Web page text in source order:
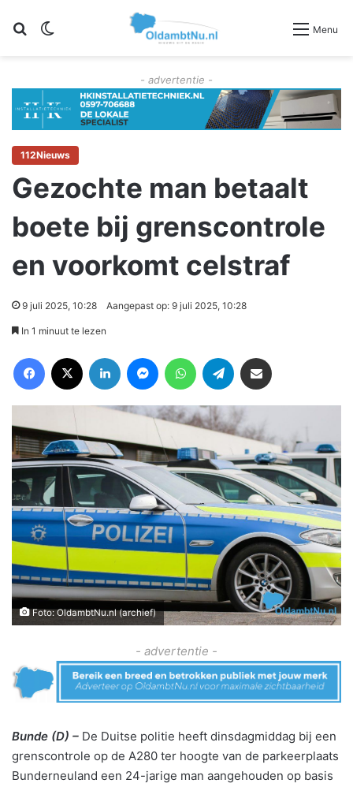
Zoeken Menu
- advertentie -
112Nieuws
Gezochte man betaalt
boete bij grenscontrole
en voorkomt celstraf
9 juli 2025, 10:28 Aangepast op: 9 juli 2025, 10:28
In 1 minuut te lezen
Foto: OldambtNu.nl (archief)
- advertentie -
Bunde (D) – De Duitse politie heeft dinsdagmiddag bij een
grenscontrole op de A280 ter hoogte van de parkeerplaats
Bunderneuland een 24-jarige man aangehouden op basis